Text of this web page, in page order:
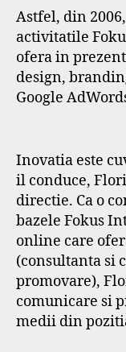
Astfel, din
activitatile
ofera in
design,
Google
Inovatia este
il conduce,
directie. Ca o
bazele Fokus
online care
(consultanta si
promovare),
comunicare si
medii din